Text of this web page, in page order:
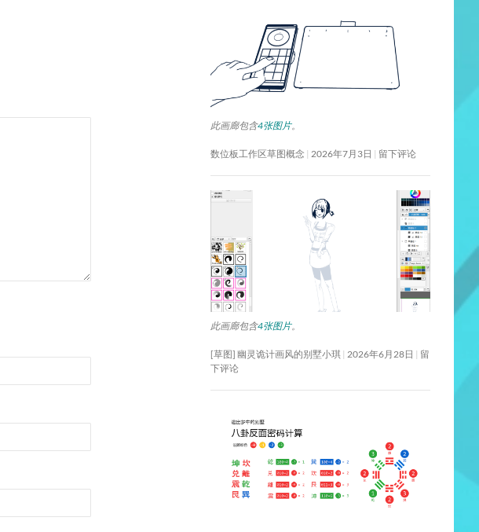
此画廊包含4张图片。
数位板工作区草图概念 2026年7月3日 留下评论
此画廊包含4张图片。
[草图] 幽灵诡计画风的别墅小琪 2026年6月28日
留
下评论